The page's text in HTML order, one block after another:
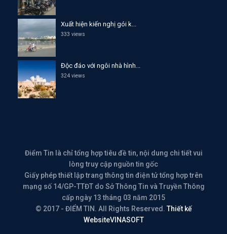
Xuất hiện kiến nghị gói k...
333 views
Độc đáo với ngôi nhà hình...
324 views
Điểm Tin là chỉ tổng hợp tiêu đề tin, nội dung chi tiết vui
lòng truy cập nguồn tin gốc
Giấy phép thiết lập trang thông tin điện tử tổng hợp trên
mạng số 14/GP-TTĐT do Sở Thông Tin và Truyền Thông
cấp ngày 13 tháng 03 năm 2015
© 2017 - ĐIỂM TIN. All Rights Reserved. Thiết kế
WebsiteVINASOFT